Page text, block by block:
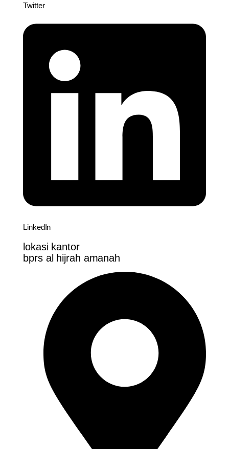
Twitter
LinkedIn
lokasi kantor
bprs al hijrah amanah